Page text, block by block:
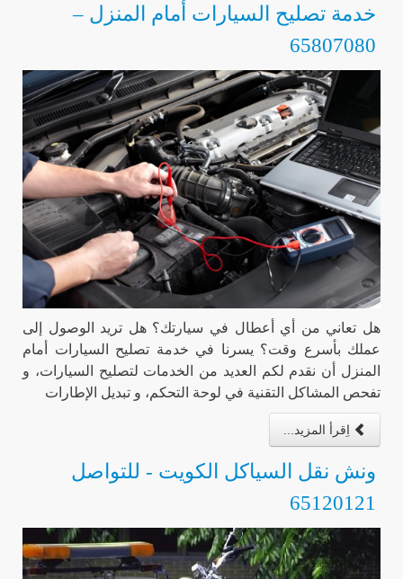
خدمة تصليح السيارات أمام المنزل –
65807080
هل تعاني من أي أعطال في سيارتك؟ هل تريد الوصول إلى
عملك بأسرع وقت؟ يسرنا في خدمة تصليح السيارات أمام
المنزل أن نقدم لكم العديد من الخدمات لتصليح السيارات، و
تفحص المشاكل التقنية في لوحة التحكم، و تبديل الإطارات
اِقرأ المزيد...
ونش نقل السياكل الكويت - للتواصل
65120121